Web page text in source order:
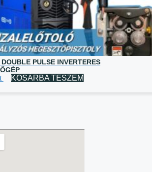
PULSE INVERTERES
KOSÁRBA TESZEM